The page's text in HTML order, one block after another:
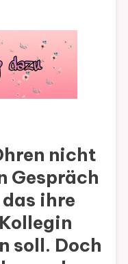
nicht
Gespräch
ihre
soll. Doch